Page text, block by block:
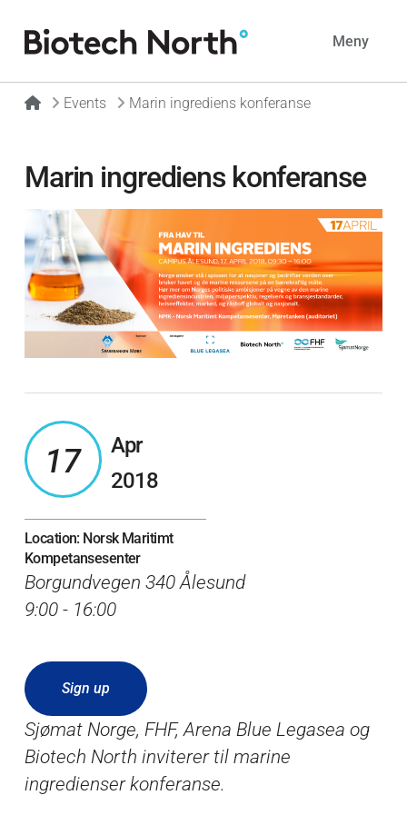
Meny
HomeEvents Marin ingrediens konferanse
Marin ingrediens konferanse
17
Apr
2018
Location: Norsk Maritimt
Kompetansesenter
Borgundvegen 340 Ålesund
9:00 - 16:00
Sign up
Sjømat Norge, FHF, Arena Blue Legasea og
Biotech North inviterer til marine
ingredienser konferanse.